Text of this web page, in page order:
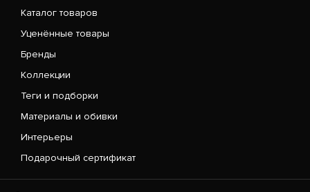
Каталог товаров
Уценённые товары
Бренды
Коллекции
Теги и подборки
Материалы и обивки
Интерьеры
Подарочный сертификат